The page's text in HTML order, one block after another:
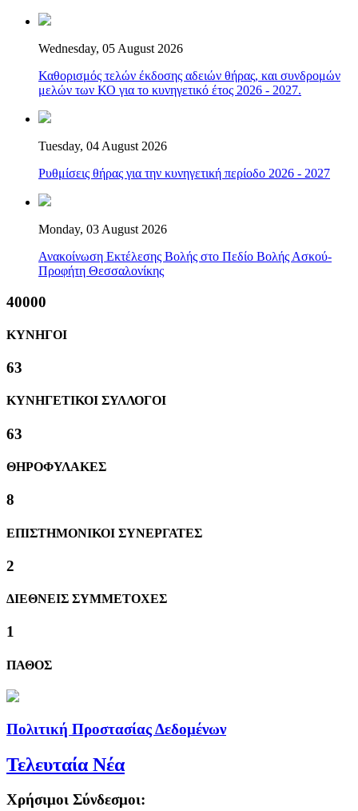
Wednesday, 05 August 2026
Καθορισμός τελών έκδοσης αδειών θήρας, και συνδρομών
μελών των ΚΟ για το κυνηγετικό έτος 2026 - 2027.
Tuesday, 04 August 2026
Ρυθμίσεις θήρας για την κυνηγετική περίοδο 2026 - 2027
Monday, 03 August 2026
Ανακοίνωση Εκτέλεσης Βολής στο Πεδίο Βολής Ασκού-
Προφήτη Θεσσαλονίκης
40000
ΚΥΝΗΓΟΙ
63
ΚΥΝΗΓΕΤΙΚΟΙ ΣΥΛΛΟΓΟΙ
63
ΘΗΡΟΦΥΛΑΚΕΣ
8
ΕΠΙΣΤΗΜΟΝΙΚΟΙ ΣΥΝΕΡΓΑΤΕΣ
2
ΔΙΕΘΝΕΙΣ ΣΥΜΜΕΤΟΧΕΣ
1
ΠΑΘΟΣ
Πολιτική Προστασίας Δεδομένων
Τελευταία Νέα
Χρήσιμοι Σύνδεσμοι: